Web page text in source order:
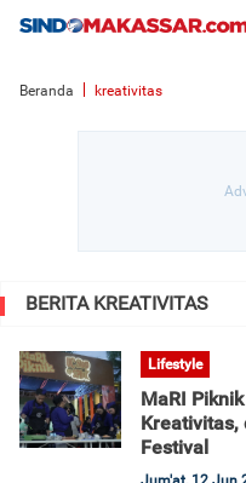
Beranda kreativitas
BERITA KREATIVITAS
Lifestyle
MaRI
Kreativitas,
Festival